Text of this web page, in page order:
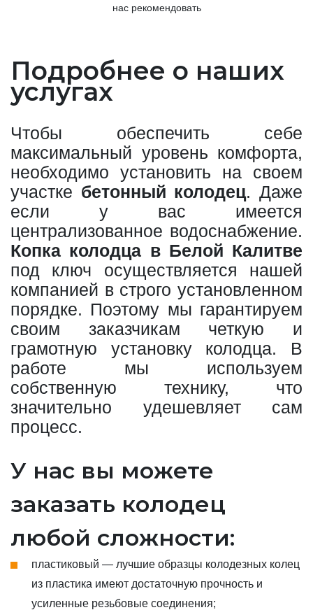
нас рекомендовать
Подробнее о наших
услугах
Чтобы обеспечить себе
максимальный уровень комфорта,
необходимо установить на своем
участке бетонный колодец. Даже
если у вас имеется
централизованное водоснабжение.
Копка колодца в Белой Калитве
под ключ осуществляется нашей
компанией в строго установленном
порядке. Поэтому мы гарантируем
своим заказчикам четкую и
грамотную установку колодца. В
работе мы используем
собственную технику, что
значительно удешевляет сам
процесс.
У нас вы можете
заказать колодец
любой сложности:
пластиковый — лучшие образцы колодезных колец
из пластика имеют достаточную прочность и
усиленные резьбовые соединения;